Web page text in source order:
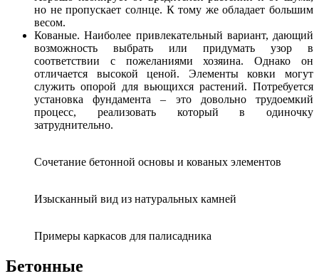
но не пропускает солнце. К тому же обладает большим
весом.
Кованые. Наиболее привлекательный вариант, дающий
возможность выбрать или придумать узор в
соответствии с пожеланиями хозяина. Однако он
отличается высокой ценой. Элементы ковки могут
служить опорой для вьющихся растений. Потребуется
установка фундамента – это довольно трудоемкий
процесс, реализовать который в одиночку
затруднительно.
Сочетание бетонной основы и кованых элементов
Изысканный вид из натуральных камней
Примеры каркасов для палисадника
Бетонные